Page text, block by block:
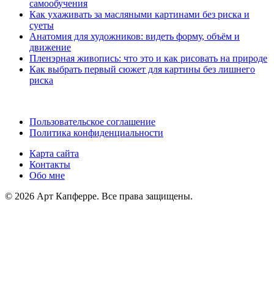
самообучения
Как ухаживать за масляными картинами без риска и
суеты
Анатомия для художников: видеть форму, объём и
движение
Пленэрная живопись: что это и как рисовать на природе
Как выбрать первый сюжет для картины без лишнего
риска
Пользовательское соглашение
Политика конфиденциальности
Карта сайта
Контакты
Обо мне
© 2026 Арт Капферре. Все права защищены.